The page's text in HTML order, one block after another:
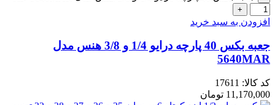
افزودن به سبد خرید
جعبه بکس 40 پارچه درایو 1/4 و 3/8 هنس مدل
5640MAR
کد کالا: 17611
11,170,000 تومان